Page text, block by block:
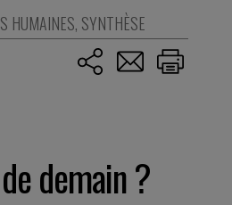
HUMAINES, SYNTHÈSE
demain ?